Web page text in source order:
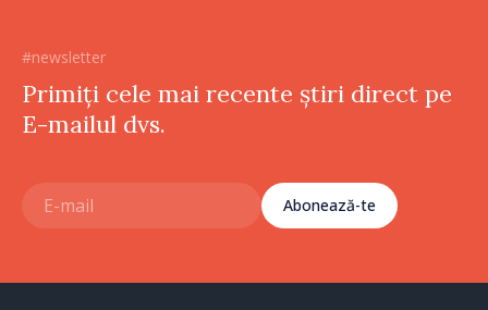
#newsletter
Primiți cele mai recente știri direct pe
E-mailul dvs.
Abonează-te